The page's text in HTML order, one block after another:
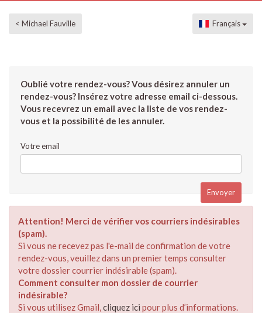
< Michael Fauville Français
Oublié votre rendez-vous? Vous désirez annuler un
rendez-vous? Insérez votre adresse email ci-dessous.
Vous recevrez un email avec la liste de vos rendez-
vous et la possibilité de les annuler.
Votre email
Attention! Merci de vérifier vos courriers indésirables
(spam).
Si vous ne recevez pas l'e-mail de confirmation de votre
rendez-vous, veuillez dans un premier temps consulter
votre dossier courrier indésirable (spam).
Comment consulter mon dossier de courrier
indésirable?
Si vous utilisez Gmail,cliquez ici pour plus d’informations.